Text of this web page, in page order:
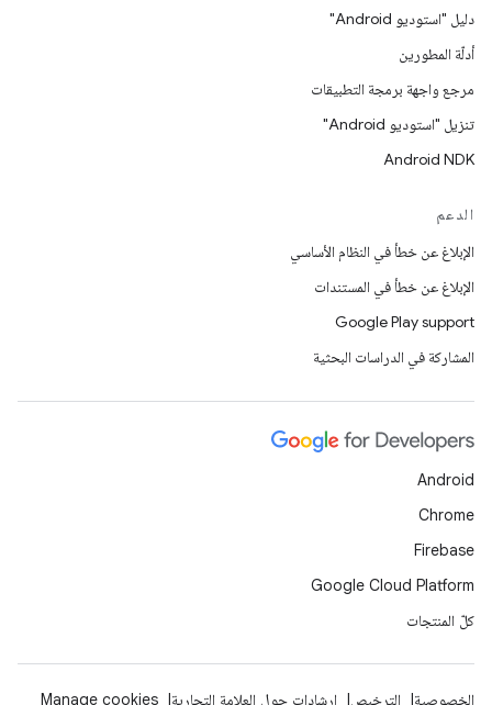
دليل "استوديو Android"
أدلّة المطورين
مرجع واجهة برمجة التطبيقات
تنزيل "استوديو Android"
Android NDK
الدعم
الإبلاغ عن خطأ في النظام الأساسي
الإبلاغ عن خطأ في المستندات
Google Play support
المشاركة في الدراسات البحثية
Android
Chrome
Firebase
Google Cloud Platform
كلّ المنتجات
الخصوصية الترخيص إرشادات حول العلامة التجارية Manage cookies